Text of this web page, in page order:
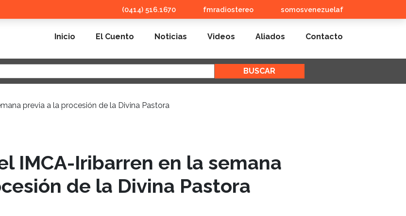
(0414) 516.1670 fmradiostereo somosvenezuelaf
Inicio El Cuento Noticias Videos Aliados Contacto
IMCA-Iribarren en la semana
de la Divina Pastora